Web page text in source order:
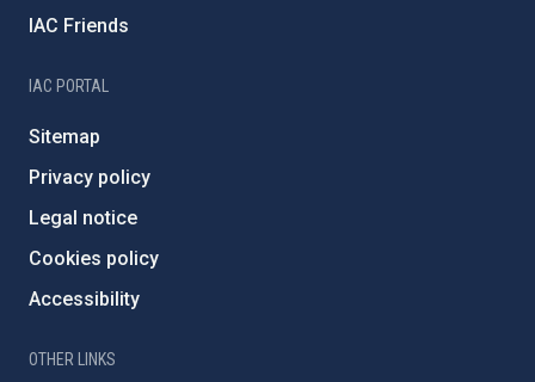
IAC Friends
IAC PORTAL
Sitemap
Privacy policy
Legal notice
Cookies policy
Accessibility
OTHER LINKS